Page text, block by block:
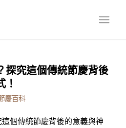
探究這個傳統節慶背後
！
慶百科
個傳統節慶背後的意義與神